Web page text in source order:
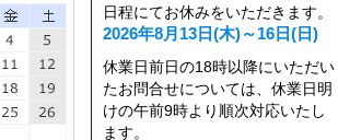
日程にてお休みをいただきます。
2026年8月13日(木)～16日(日)
休業日前日の18時以降にいただい
たお問合せについては、休業日明
けの午前9時より順次対応いたし
ます。